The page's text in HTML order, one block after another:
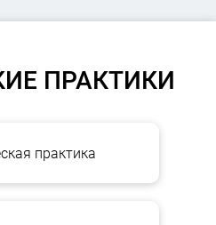
ПРАКТИКИ
практика